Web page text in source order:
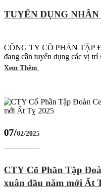
TUYỂN DỤNG
CÔNG TY CỔ PHẦN TẬP
đang cần tuyển dụng các vị trí
Xem Thêm
07/02/2025
CTY Cổ Phần Tập
xuân đầu năm mới Ất